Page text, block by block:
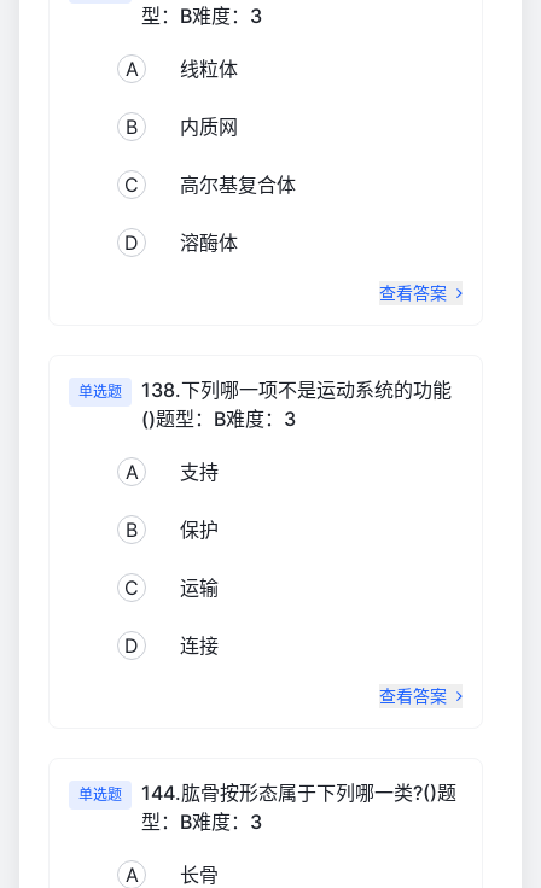
型：B难度：3
A 线粒体
B 内质网
C 高尔基复合体
D 溶酶体
查看答案
单选题
138.下列哪一项不是运动系统的功能
()题型：B难度：3
A 支持
B 保护
C 运输
D 连接
查看答案
单选题
144.肱骨按形态属于下列哪一类?()题
型：B难度：3
A 长骨